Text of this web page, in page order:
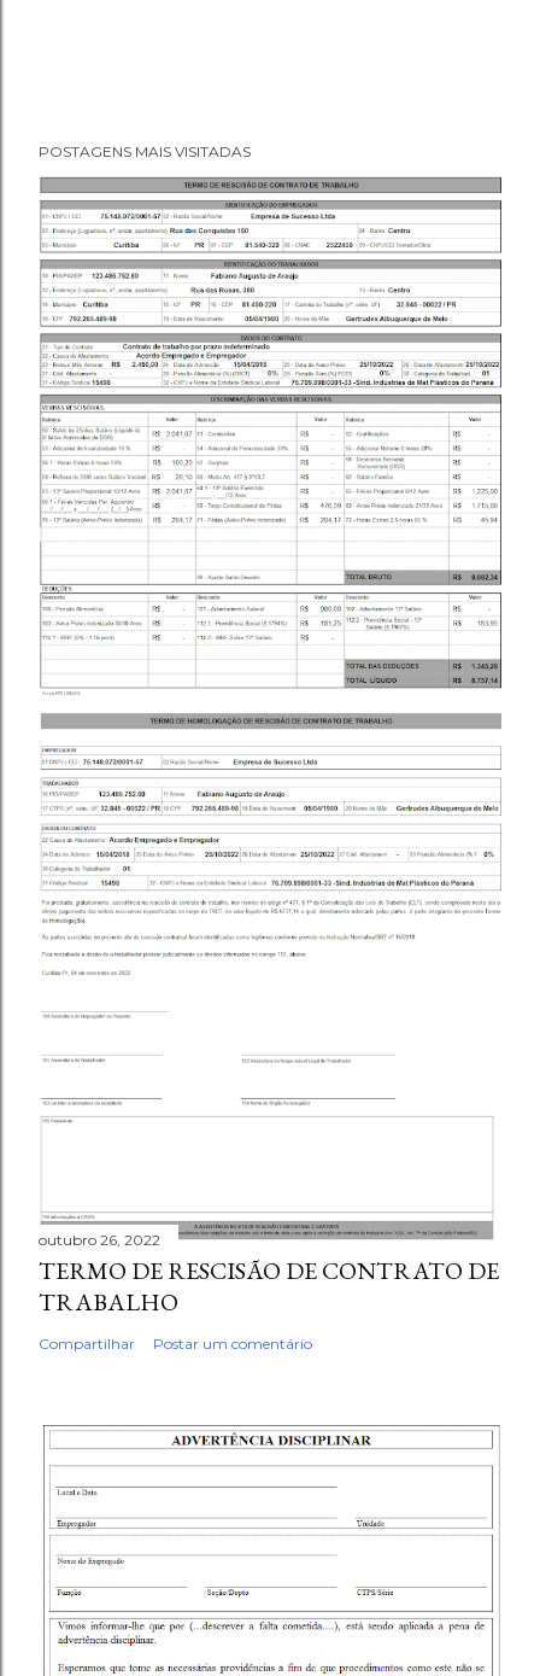
POSTAGENS MAIS VISITADAS
outubro 26, 2022
TERMO DE RESCISÃO DE CONTRATO DE
TRABALHO
Compartilhar Postar um comentário